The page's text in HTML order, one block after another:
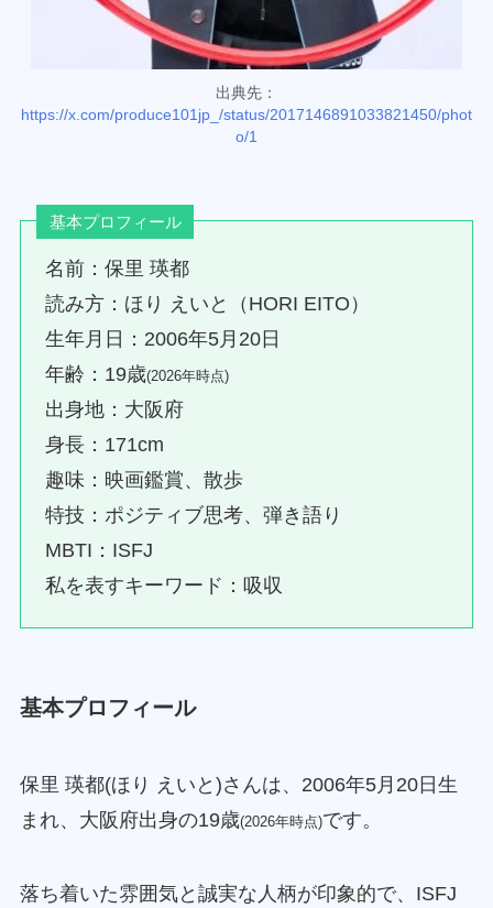
出典先：
https://x.com/produce101jp_/status/2017146891033821450/phot
o/1
基本プロフィール
名前：保里 瑛都
読み方：ほり えいと（HORI EITO）
生年月日：2006年5月20日
年齢：19歳(2026年時点)
出身地：大阪府
身長：171cm
趣味：映画鑑賞、散歩
特技：ポジティブ思考、弾き語り
MBTI：ISFJ
私を表すキーワード：吸収
基本プロフィール
保里 瑛都(ほり えいと)さんは、2006年5月20日生
まれ、大阪府出身の19歳(2026年時点)です。
落ち着いた雰囲気と誠実な人柄が印象的で、ISFJ